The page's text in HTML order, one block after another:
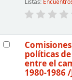
Listas:
políticas
entre el
1980-1986